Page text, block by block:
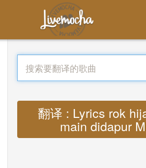
翻译 : Lyrics rok
main didapur